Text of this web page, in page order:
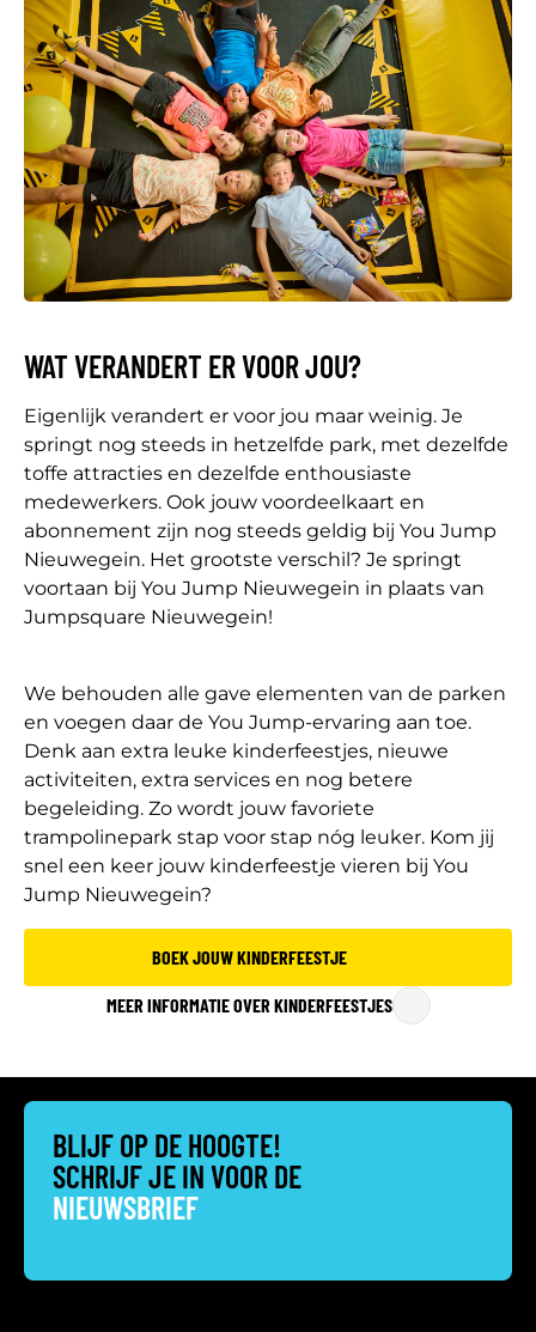
WAT VERANDERT ER VOOR JOU?
Eigenlijk verandert er voor jou maar weinig. Je
springt nog steeds in hetzelfde park, met dezelfde
toffe attracties en dezelfde enthousiaste
medewerkers. Ook jouw voordeelkaart en
abonnement zijn nog steeds geldig bij You Jump
Nieuwegein. Het grootste verschil? Je springt
voortaan bij You Jump Nieuwegein in plaats van
Jumpsquare Nieuwegein!
We behouden alle gave elementen van de parken
en voegen daar de You Jump-ervaring aan toe.
Denk aan extra leuke kinderfeestjes, nieuwe
activiteiten, extra services en nog betere
begeleiding. Zo wordt jouw favoriete
trampolinepark stap voor stap nóg leuker. Kom jij
snel een keer jouw kinderfeestje vieren bij You
Jump Nieuwegein?
BOEK JOUW KINDERFEESTJE
MEER INFORMATIE OVER KINDERFEESTJES
BLIJF OP DE HOOGTE!
SCHRIJF JE IN VOOR DE
NIEUWSBRIEF